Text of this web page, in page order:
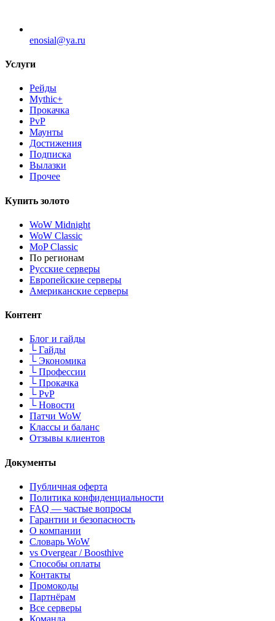
enosial@ya.ru
Услуги
Рейды
Mythic+
Прокачка
PvP
Маунты
Достижения
Подписка
Вылазки
Прочее
Купить золото
WoW Midnight
WoW Classic
MoP Classic
По регионам
Русские серверы
Европейские серверы
Американские серверы
Контент
Блог и гайды
└Гайды
└Экономика
└Профессии
└Прокачка
└PvP
└Новости
Патчи WoW
Классы и баланс
Отзывы клиентов
Документы
Публичная оферта
Политика конфиденциальности
FAQ — частые вопросы
Гарантии и безопасность
О компании
Словарь WoW
vs Overgear / Boosthive
Способы оплаты
Контакты
Промокоды
Партнёрам
Все серверы
Команда